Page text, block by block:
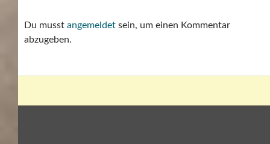
Du musst angemeldet sein, um einen Kommentar
abzugeben.